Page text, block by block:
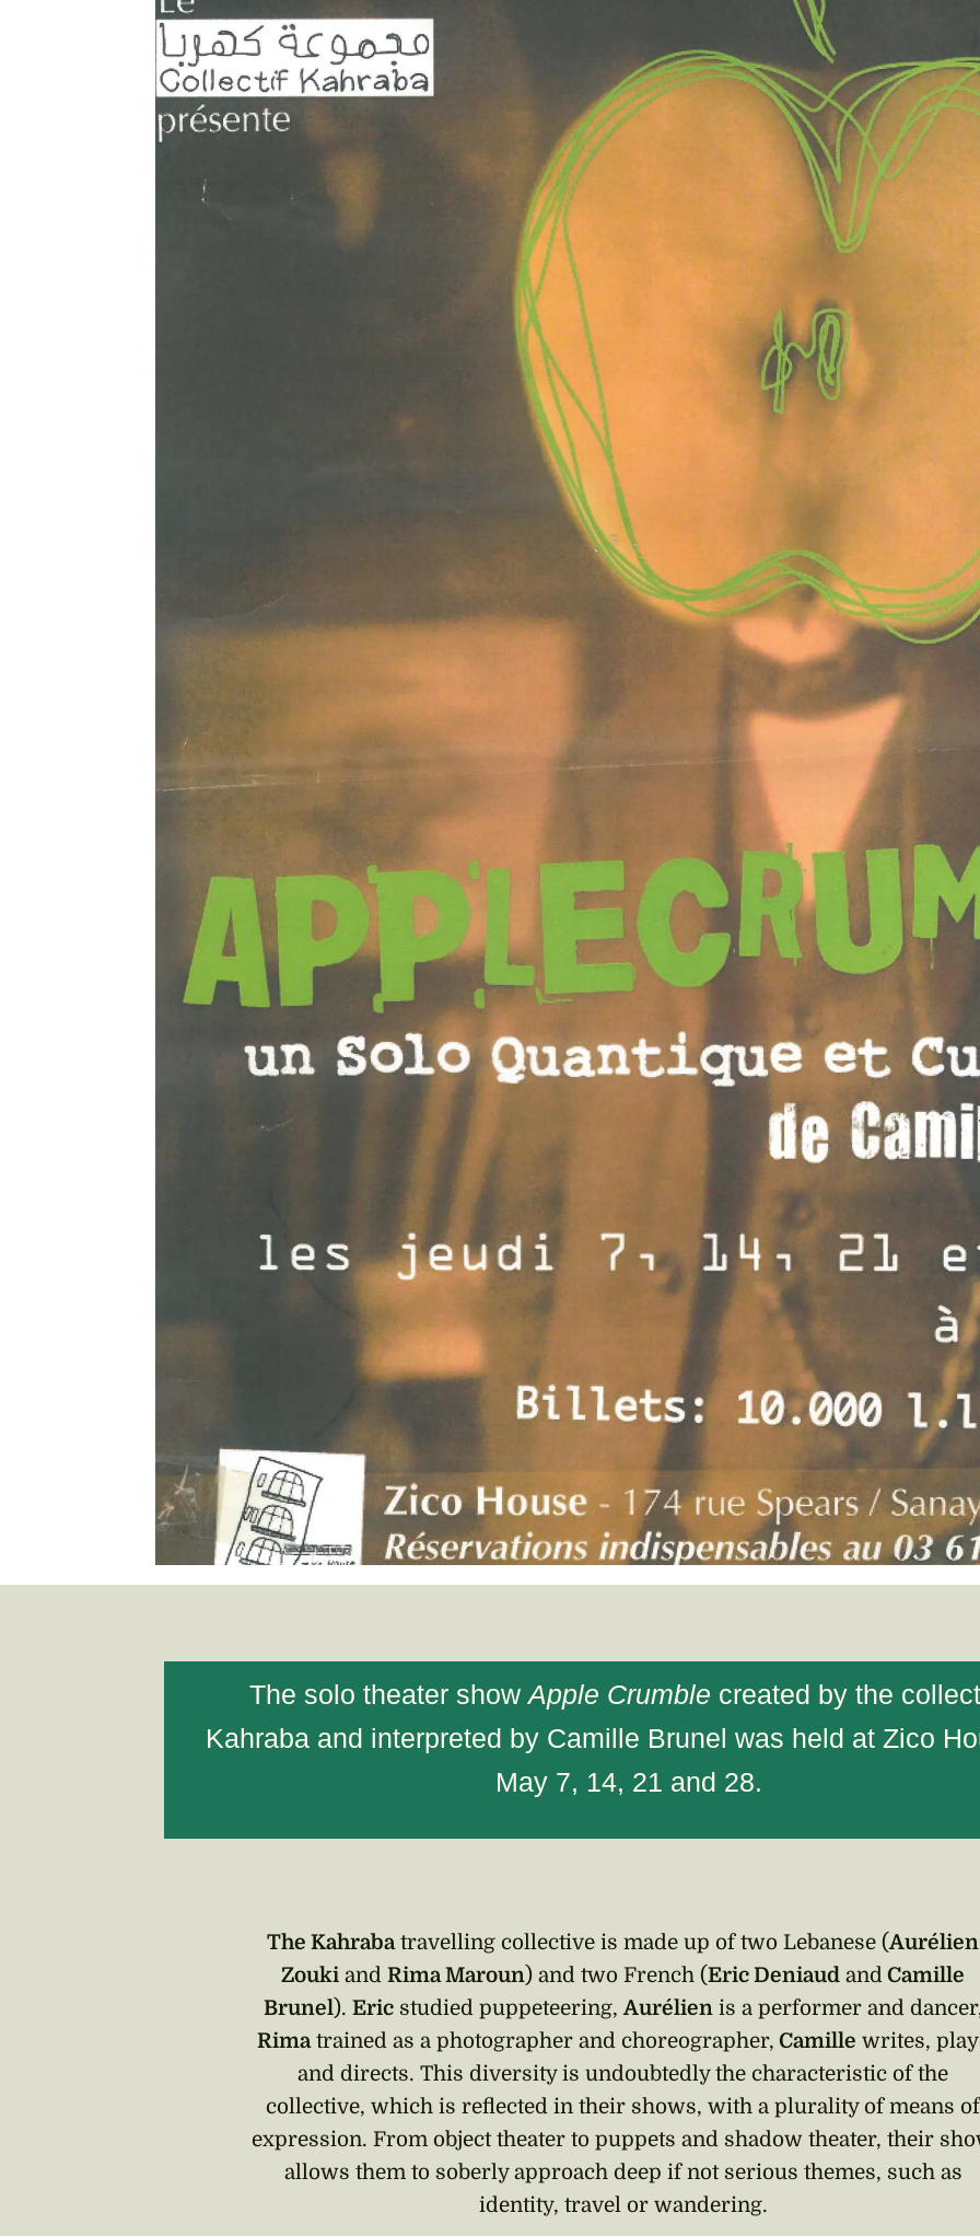
The solo theater showApple Crumble created by the
Kahraba and interpreted by Camille Brunel was held at Zico
May 7, 14, 21 and 28.
The Kahrabatravelling collective is made up of two Lebanese (Aurélien
Zouki andRima Maroun) and two French (Eric Deniaud andCamille
Brunel). Ericstudied puppeteering,Aurélienis a performer and
Rimatrained as a photographer and choreographer, Camille writes,
and directs. This diversity is undoubtedly the characteristic of the
collective, which is reflected in their shows, with a plurality of means of
expression. From object theater to puppets and shadow theater, their
allows them to soberly approach deep if not serious themes, such as
identity, travel or wandering.